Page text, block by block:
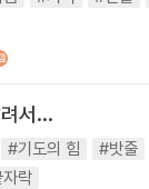
서...
#기도의 힘 #밧줄
락